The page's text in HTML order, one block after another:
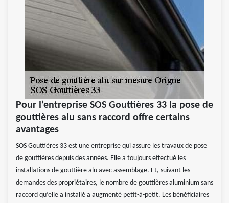
Pour l’entreprise SOS Gouttières 33 la pose de
gouttières alu sans raccord offre certains
avantages
SOS Gouttières 33 est une entreprise qui assure les travaux de pose
de gouttières depuis des années. Elle a toujours effectué les
installations de gouttière alu avec assemblage. Et, suivant les
demandes des propriétaires, le nombre de gouttières aluminium sans
raccord qu’elle a installé a augmenté petit-à-petit. Les bénéficiaires